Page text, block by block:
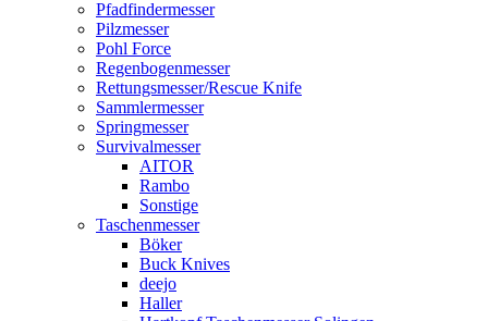
Pfadfindermesser
Pilzmesser
Pohl Force
Regenbogenmesser
Rettungsmesser/Rescue Knife
Sammlermesser
Springmesser
Survivalmesser
AITOR
Rambo
Sonstige
Taschenmesser
Böker
Buck Knives
deejo
Haller